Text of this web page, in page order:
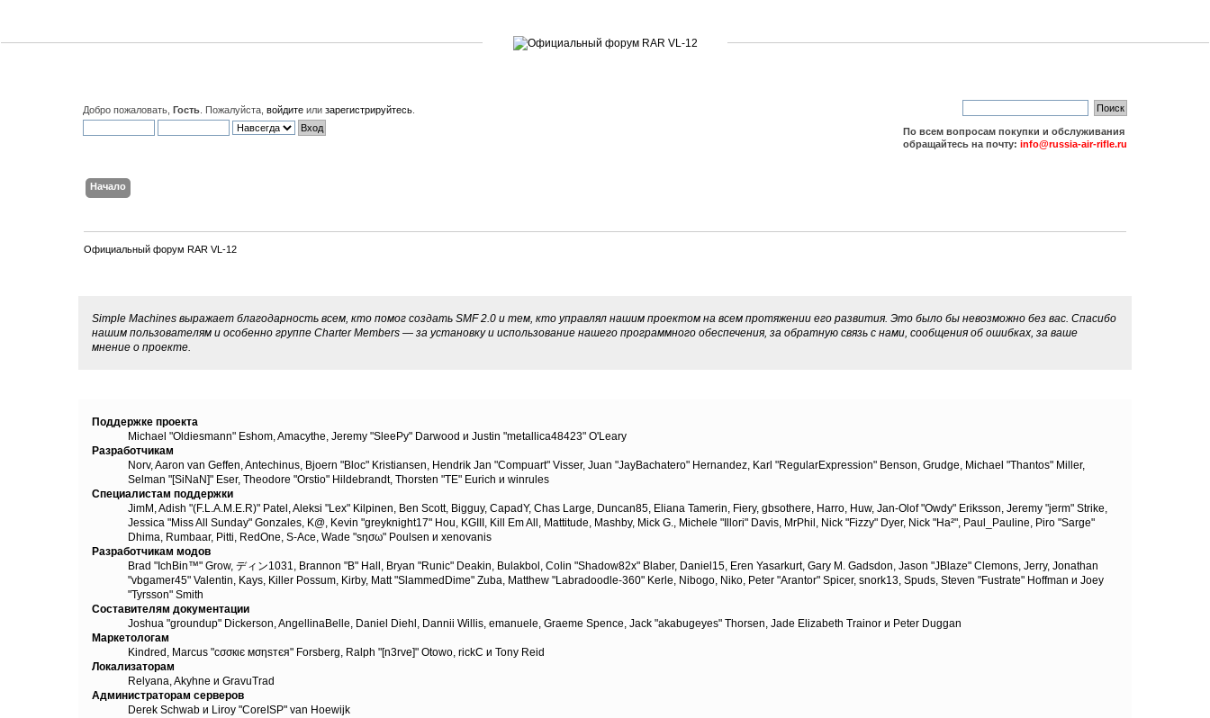
Добро пожаловать,Гость . Пожалуйста,войдите илизарегистрируйтесь
По всем вопросам покупки и обслуживания
обращайтесь на почту: info@russia-air-rifle.ru
Начало
Официальный форум RAR VL-12
Simple Machines выражает благодарность всем, кто помог создать SMF 2.0 и тем, кто управлял нашим проектом на всем протяжении его развития. Это было бы невозможно без вас. Спасибо
нашим пользователям и особенно группе Charter Members — за установку и использование нашего программного обеспечения, за обратную связь с нами, сообщения об ошибках, за ваше
мнение о проекте.
Поддержке проекта
Michael "Oldiesmann" Eshom, Amacythe, Jeremy "SleePy" Darwood и Justin "metallica48423" O'Leary
Разработчикам
Norv, Aaron van Geffen, Antechinus, Bjoern "Bloc" Kristiansen, Hendrik Jan "Compuart" Visser, Juan "JayBachatero" Hernandez, Karl "RegularExpression" Benson, Grudge, Michael "Thantos" Miller,
Selman "[SiNaN]" Eser, Theodore "Orstio" Hildebrandt, Thorsten "TE" Eurich и winrules
Специалистам поддержки
JimM, Adish "(F.L.A.M.E.R)" Patel, Aleksi "Lex" Kilpinen, Ben Scott, Bigguy, CapadY, Chas Large, Duncan85, Eliana Tamerin, Fiery, gbsothere, Harro, Huw, Jan-Olof "Owdy" Eriksson, Jeremy "jerm" Strike,
Jessica "Miss All Sunday" Gonzales, K@, Kevin "greyknight17" Hou, KGIII, Kill Em All, Mattitude, Mashby, Mick G., Michele "Illori" Davis, MrPhil, Nick "Fizzy" Dyer, Nick "Ha²", Paul_Pauline, Piro "Sarge"
Dhima, Rumbaar, Pitti, RedOne, S-Ace, Wade "sησω" Poulsen и xenovanis
Разработчикам модов
Brad "IchBin™" Grow, ディン1031, Brannon "B" Hall, Bryan "Runic" Deakin, Bulakbol, Colin "Shadow82x" Blaber, Daniel15, Eren Yasarkurt, Gary M. Gadsdon, Jason "JBlaze" Clemons, Jerry, Jonathan
"vbgamer45" Valentin, Kays, Killer Possum, Kirby, Matt "SlammedDime" Zuba, Matthew "Labradoodle-360" Kerle, Nibogo, Niko, Peter "Arantor" Spicer, snork13, Spuds, Steven "Fustrate" Hoffman и Joey
"Tyrsson" Smith
Составителям документации
Joshua "groundup" Dickerson, AngellinaBelle, Daniel Diehl, Dannii Willis, emanuele, Graeme Spence, Jack "akabugeyes" Thorsen, Jade Elizabeth Trainor и Peter Duggan
Маркетологам
Kindred, Marcus "cσσкιє мσηѕтєя" Forsberg, Ralph "[n3rve]" Otowo, rickC и Tony Reid
Локализаторам
Relyana, Akyhne и GravuTrad
Администраторам серверов
Derek Schwab и Liroy "CoreISP" van Hoewijk